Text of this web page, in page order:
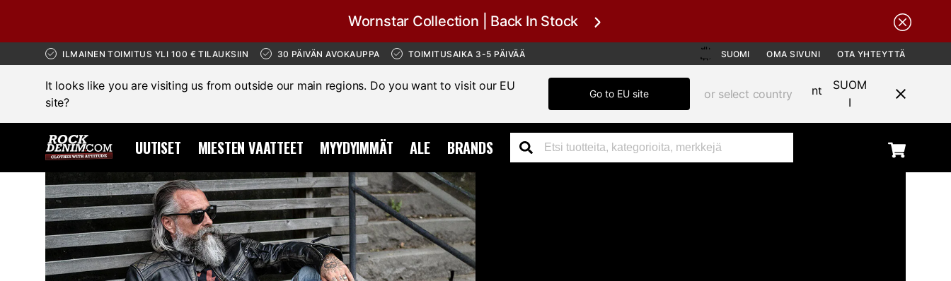
Wornstar Collection | Back In Stock
ILMAINEN TOIMITUS YLI 100 € TILAUKSIIN 30 PÄIVÄN AVOKAUPPA TOIMITUSAIKA 3-5 PÄIVÄÄ SUOMI OMA SIVUNI OTA YHTEYTTÄ
It looks like you are visiting us from outside our main regions. Do you want to visit our EU
site?
Go to EU site or select country
SUOM
I
UUTISET MIESTEN VAATTEET MYYDYIMMÄT ALE BRANDS